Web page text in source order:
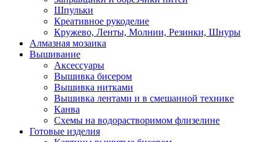
Шпульки
Креативное рукоделие
Кружево, Ленты, Молнии, Резинки, Шнуры
Алмазная мозаика
Вышивание
Аксессуары
Вышивка бисером
Вышивка нитками
Вышивка лентами и в смешанной технике
Канва
Схемы на водорастворимом флизелине
Готовые изделия